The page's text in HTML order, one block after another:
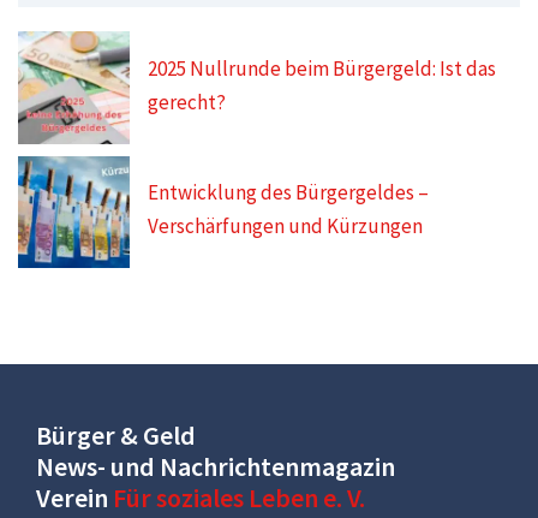
2025 Nullrunde beim Bürgergeld: Ist das
gerecht?
Entwicklung des Bürgergeldes –
Verschärfungen und Kürzungen
Bürger & Geld
News- und Nachrichtenmagazin
Verein Für soziales Leben e. V.